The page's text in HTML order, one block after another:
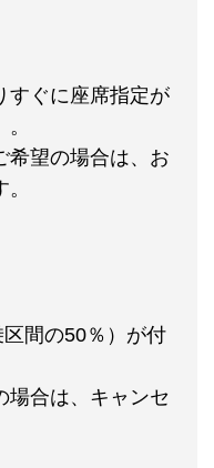
すぐに座席指定が
希望の場合は、お
間の50％）が付
場合は、キャンセ